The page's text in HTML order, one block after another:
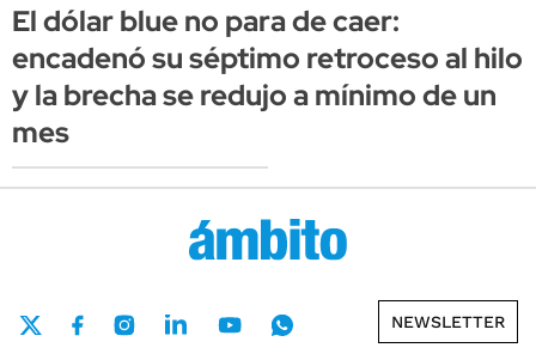
El dólar blue no para de caer:
encadenó su séptimo retroceso al hilo
y la brecha se redujo a mínimo de un
mes
NEWSLETTER